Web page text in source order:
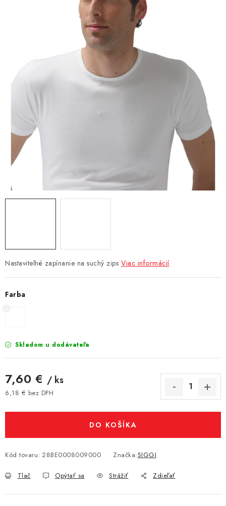
Chránená dielňa
Pre firmy
Doprava, platba a zľavy
Potlač lôg
Formulár na výmenu tovaru
Kto sme
Reklamačný poriadok
Akcie v predajniach
Formulár na vrátenie tovaru /odstúpenie od zmluvy
Obchodné podmienky
Zásady ochrany osobných údajov
Pravidlá a nastavenia cookies
Nastaviteľné zapínanie na suchý zips Viac informácií
Farba
Skladom u dodávateľa
7,60 € / ks
6,18 € bez DPH
DO KOŠÍKA
Kód tovaru: 28BE0008009000 Značka:SIGGI
Tlač Opýtať sa Strážiť Zdieľať